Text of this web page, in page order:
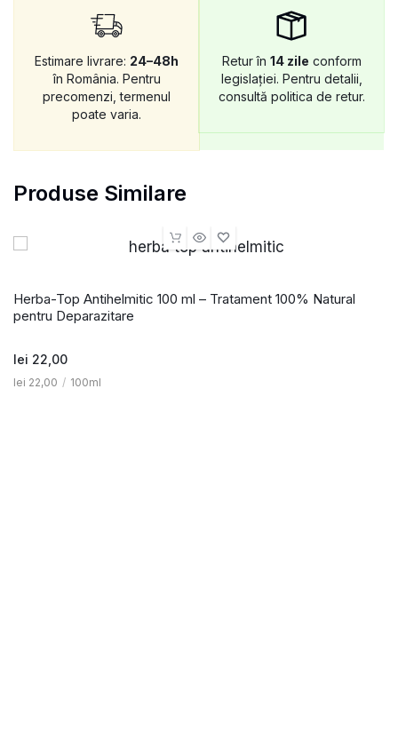
Estimare livrare: 24–48h
în România. Pentru
precomenzi, termenul
poate varia.
Retur în 14 zile conform
legislației. Pentru detalii,
consultă politica de retur.
Produse Similare
Herba-Top Antihelmitic 100 ml – Tratament 100% Natural
pentru Deparazitare
lei 22,00
lei 22,00 / 100ml